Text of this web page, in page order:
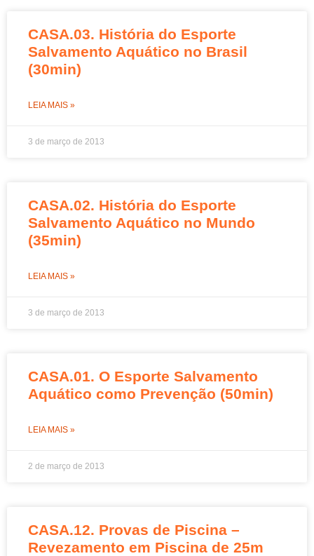
CASA.03. História do Esporte
Salvamento Aquático no Brasil
(30min)
LEIA MAIS »
3 de março de 2013
CASA.02. História do Esporte
Salvamento Aquático no Mundo
(35min)
LEIA MAIS »
3 de março de 2013
CASA.01. O Esporte Salvamento
Aquático como Prevenção (50min)
LEIA MAIS »
2 de março de 2013
CASA.12. Provas de Piscina –
Revezamento em Piscina de 25m